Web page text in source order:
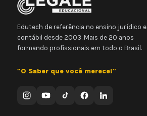
Edutech de referência no ensino jurídico e
contábil desde 2003. Mais de 20 anos
formando profissionais em todo o Brasil.
"O Saber que você merece!"